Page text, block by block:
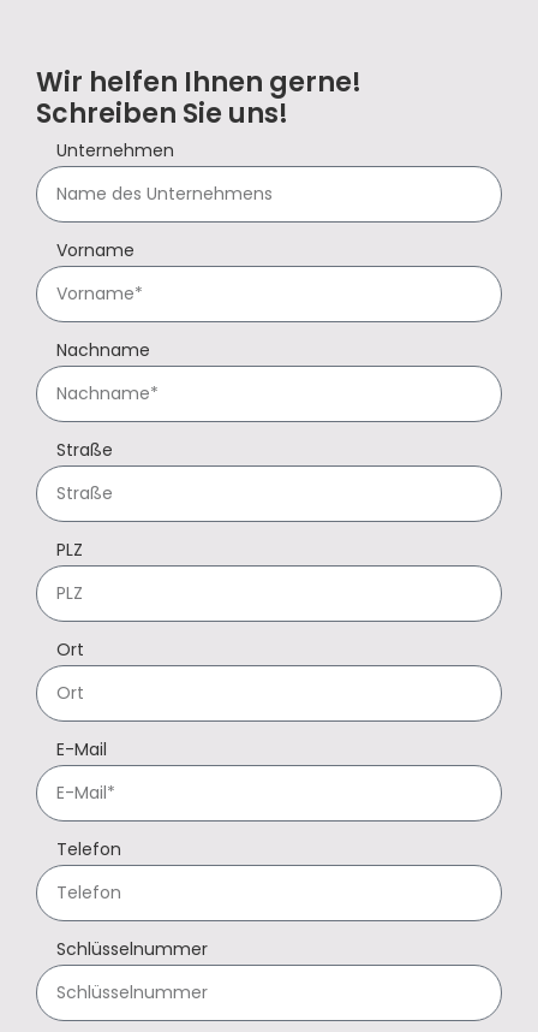
Wir helfen Ihnen gerne!
Schreiben Sie uns!
Unternehmen
Vorname
Nachname
Straße
PLZ
Ort
E-Mail
Telefon
Schlüsselnummer